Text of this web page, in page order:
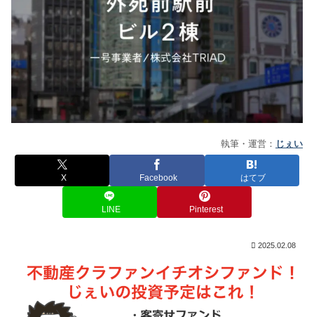
執筆・運営： じぇい
X Facebook はてブ
LINE Pinterest
2025.02.08